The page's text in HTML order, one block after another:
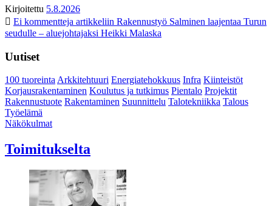
Kirjoitettu 5.8.2026
Ei kommentteja artikkeliin Rakennustyö Salminen laajentaa Turun
seudulle – aluejohtajaksi Heikki Malaska
Uutiset
100 tuoreintaArkkitehtuuri Energiatehokkuus Infra Kiinteistöt
Korjausrakentaminen Koulutus ja tutkimus Pientalo Projektit
Rakennustuote Rakentaminen Suunnittelu Talotekniikka Talous
Työelämä
Näkökulmat
Toimitukselta